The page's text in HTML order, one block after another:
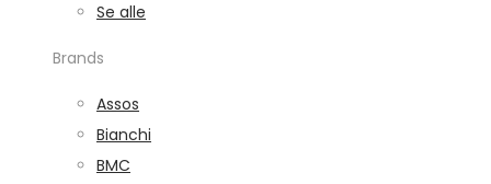
Se alle
Brands
Assos
Bianchi
BMC